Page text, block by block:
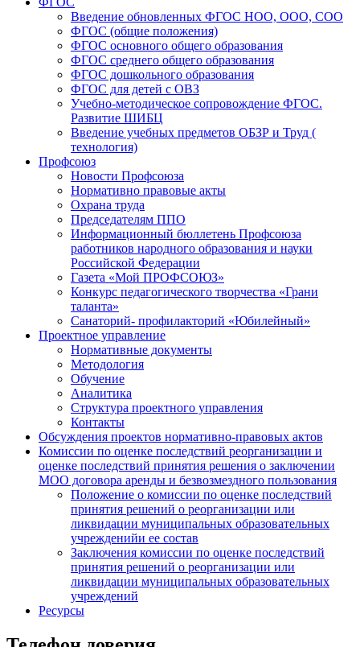
Введение обновленных ФГОС НОО, ООО, СОО
ФГОС (общие положения)
ФГОС основного общего образования
ФГОС среднего общего образования
ФГОС дошкольного образования
ФГОС для детей с ОВЗ
Учебно-методическое сопровождение ФГОС.
Развитие ШИБЦ
Введение учебных предметов ОБЗР и Труд (
технология)
Профсоюз
Новости Профсоюза
Нормативно правовые акты
Охрана труда
Председателям ППО
Информационный бюллетень Профсоюза
работников народного образования и науки
Российской Федерации
Газета «Мой ПРОФСОЮЗ»
Конкурс педагогического творчества «Грани
таланта»
Санаторий- профилакторий «Юбилейный»
Проектное управление
Нормативные документы
Методология
Обучение
Аналитика
Структура проектного управления
Контакты
Обсуждения проектов нормативно-правовых актов
Комиссии по оценке последствий реорганизации и
оценке последствий принятия решения о заключении
МОО договора аренды и безвозмездного пользования
Положение о комиссии по оценке последствий
принятия решений о реорганизации или
ликвидации муниципальных образовательных
учрежденийи ее состав
Заключения комиссии по оценке последствий
принятия решений о реорганизации или
ликвидации муниципальных образовательных
учреждений
Ресурсы